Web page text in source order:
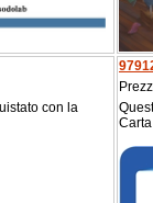
con la